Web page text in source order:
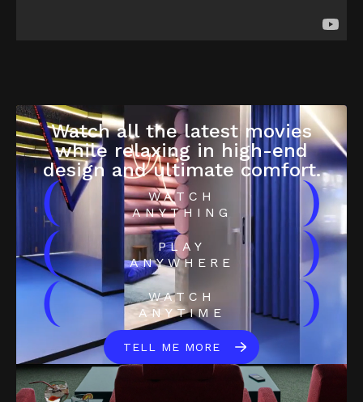
Watch all the latest movies
while relaxing in high-end
design and ultimate comfort.
(
WATCH
ANYTHING
)
(
PLAY
ANYWHERE
)
(
WATCH
ANYTIME
)
TELL ME MORE